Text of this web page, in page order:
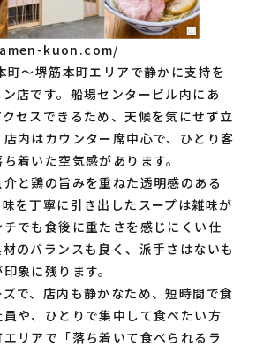
kuon.com/
町〜堺筋本町エリアで静かに支持を
店です。船場センタービル内にあ
セスできるため、天候を気にせず立
内はカウンター席中心で、ひとり客
着いた空気感があります。
と鶏の旨みを重ねた透明感のある
を丁寧に引き出したスープは雑味が
でも食後に重たさを感じにくい仕
のバランスも良く、派手さはないも
象に残ります。
で、店内も静かなため、短時間で食
や、ひとりで集中して食べたい方
リアで「落ち着いて食べられるラ